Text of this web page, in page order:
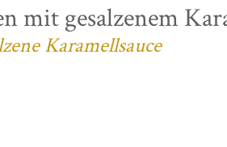
mit gesalzenem
Karamellsauce